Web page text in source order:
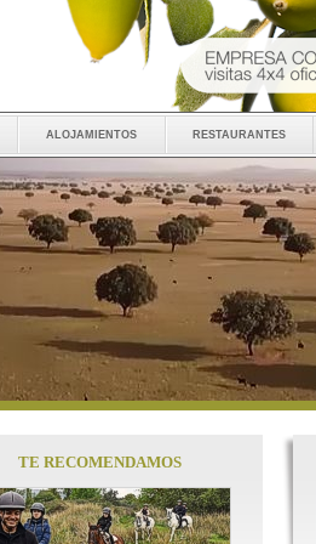
alojamientos restaurantes
TE RECOMENDAMOS